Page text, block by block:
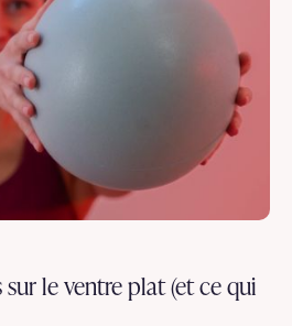
sur le ventre plat (et ce qui